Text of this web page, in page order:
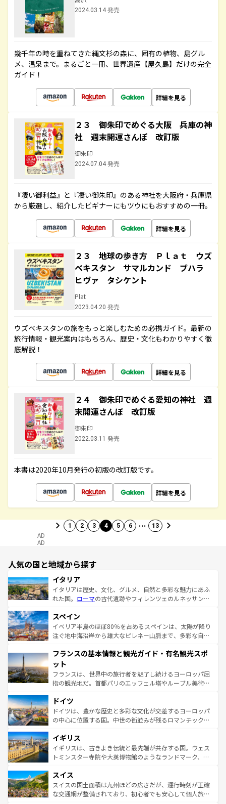
2024.03.14 発売
幾千年の時を重ねてきた縄文杉の森に、固有の植物、島グル
メ、温泉まで。まるごと一冊、世界遺産【屋久島】だけの完全
ガイド！
詳細を見る
２３ 御朱印でめぐる大阪 兵庫の神
社 週末開運さんぽ 改訂版
御朱印
2024.07.04 発売
『凄い御利益』と『凄い御朱印』のある神社を大阪府・兵庫県
から厳選し、紹介したビギナーにもツウにもおすすめの一冊。
詳細を見る
２３ 地球の歩き方 Ｐｌａｔ ウズ
ベキスタン サマルカンド ブハラ
ヒヴァ タシケント
Plat
2023.04.20 発売
ウズベキスタンの旅をもっと楽しむための必携ガイド。最新の
旅行情報・観光案内はもちろん、歴史・文化もわかりやすく徹
底解説！
詳細を見る
２４ 御朱印でめぐる愛知の神社 週
末開運さんぽ 改訂版
御朱印
2022.03.11 発売
本書は2020年10月発行の初版の改訂版です。
詳細を見る
1 2 3 4 5 6 … 13
AD
AD
人気の国と地域から探す
イタリア
イタリアは歴史、文化、グルメ、自然と多彩な魅力にあふ
れた国。 ローマの古代遺跡やフィレンツェのルネッサンス
ろん、トスカーナの美しい田園風景やアマルフィ海岸の絶
景など、自然景観も見逃せない。観光の合間には、本場の
ピザやパスタなど、絶品のイタリア料理を堪能することも
ませてくれるイタリアで、忘れられない旅をしてみよう！
なお、新着のイタリア情報は
しい。
スペイン
イベリア半島のほぼ80％を占めるスペインは、太陽が降り
注ぐ地中海沿岸から雄大なピレネー山脈まで、多彩な自然
文化が根付くこの国では、情熱的なフラメンコ、熱気あふ
れる闘牛、そして美味しいタパスが生活の一部となってい
る。首都マドリードの洗練された雰囲気や、バルセロナの
アートに溢れた街角から、地方では古代ローマ遺跡や中世
せる。地方によって風土や気候が異なるスペインはその個
性で訪れる人を魅了する。 なお、新着のスペイン情報は コ
ンテンツ一覧を参照してほしい。
フランスの基本情報と観光ガイド・有名観光スポ
ット
フランスは、世界中の旅行者を魅了し続けるヨーロッパ屈
指の観光地だ。首都パリのエッフェル塔やルーブル美術館
で、幅広い魅力が詰まっている。華麗な宮殿、歴史的な大
聖堂、美しいビーチ、そして豊かな自然が、訪れる者を心
から魅了する。また、フランスは美食の国としても知ら
いる。シャンパンの発祥地であるランス、プロヴァンスの
香り高いラベンダー畑など、多彩な楽しみ方が可能だ。さ
らに、パリ以外の地域にも魅力が溢れており、どの街角に
れる地方に足を運ぶとそれぞれで全く異なる文化を体験で
きるだろう。 なお、新着のフランス情報はコンテンツ一覧
を参照してほしい。
ドイツ
ドイツは、豊かな歴史と多彩な文化が交差するヨーロッパ
の中心に位置する国。中世の街並みが残るロマンチック街
顔を持つこの国は、どこを歩いても飽きることがない。ベ
ルリンの文化的活気、バイエルン州のアルプスの絶景、そ
してライン川沿いのワイン畑といった風景は必見。ビール
は、お酒好きな人にはぜひ体験してほしい。 なお、新着の
ドイツ情報はコンテンツ一覧を参照してほしい。
イギリス
イギリスは、古きよき伝統と最先端が共存する国。ウェス
トミンスター寺院や大英博物館のようなランドマーク、歴
リアごとに異なる魅力がある。また、優雅なアフタヌーン
ティー、ビール好きにはたまらない英国パブ、サッカー観
戦など、本場だからこそできる体験も豊富。イギリスを旅
スイス
スイスの国土面積は九州ほどの広さだが、運行時刻が正確
な交通網が整備されており、初心者でも安心して個人旅行